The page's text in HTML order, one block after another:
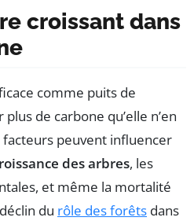
croissant dans
comme puits de
de carbone qu’elle n’en
peuvent influencer
des arbres, les
et même la mortalité
du rôle des forêts dans